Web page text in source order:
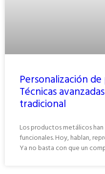
Personalización
Técnicas
tradicional
Los productos metálicos
funcionales. Hoy, hablan,
Ya no basta con que un